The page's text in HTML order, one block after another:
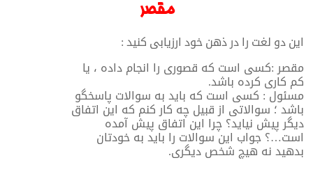
مقصر
این دو لغت را در ذهن خود ارزیابی کنید :
مقصر :کسی است که قصوری را انجام داده ، یا
کم کاری کرده باشد.
مسئول : کسی است که باید به سوالات پاسخگو
باشد ؛ سوالاتی از قبیل چه کار کنم که این اتفاق
دیگر پیش نیاید؟ چرا این اتفاق پیش آمده
است…؟ جواب این سوالات را باید به خودتان
بدهید نه هیچ شخص دیگری.